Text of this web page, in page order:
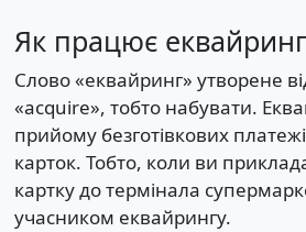
Як працює
Слово «еквайринг» утворене
«acquire», тобто набувати.
прийому безготівкових
карток. Тобто, коли ви
картку до термінала
учасником еквайрингу.